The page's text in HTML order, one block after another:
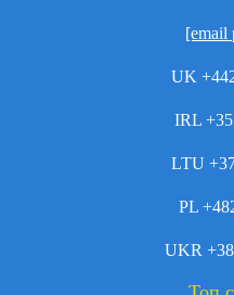
[email
UK
IRL
LTU
PL
UKR